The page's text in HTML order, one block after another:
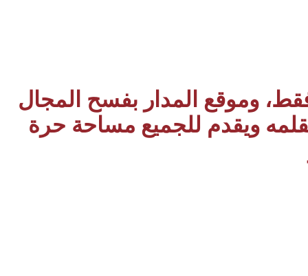
وموقع المدار بفسح المجال
ويقدم للجميع مساحة حرة